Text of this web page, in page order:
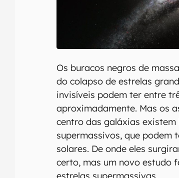
Os buracos negros de
do colapso de estrelas
invisíveis podem ter entre
aproximadamente. Mas os
centro das galáxias existem
supermassivos, que podem
solares. De onde eles
certo, mas um novo estudo
estrelas supermassivas.